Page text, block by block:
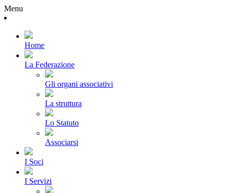
Menu
Home
La Federazione
Gli organi associativi
La struttura
Lo Statuto
Associarsi
I Soci
I Servizi